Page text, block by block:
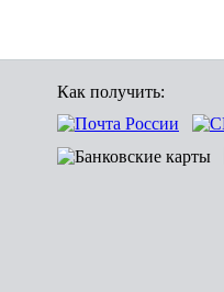
Как получить: